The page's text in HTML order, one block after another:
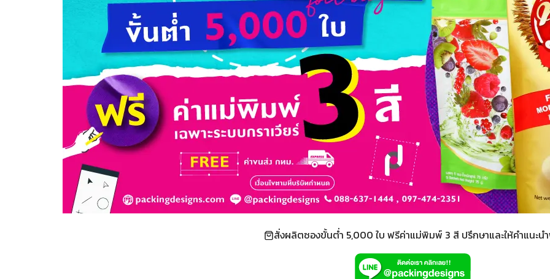
สั่งผลิตซองขั้นต่ำ 5,000 ใบ ฟรีค่าแม่พิมพ์ 3 สี ปรึกษาและให้คำแนะน